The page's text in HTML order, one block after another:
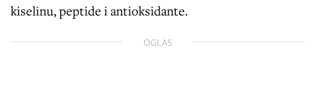
kiselinu, peptide i antioksidante.
OGLAS